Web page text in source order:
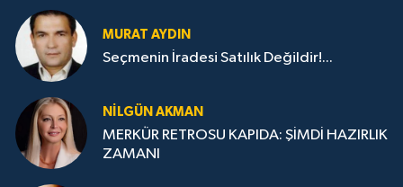
MURAT AYDIN
Seçmenin İradesi Satılık Değildir!...
NILGÜN AKMAN
MERKÜR RETROSU KAPIDA: ŞİMDİ HAZIRLIK
ZAMANI